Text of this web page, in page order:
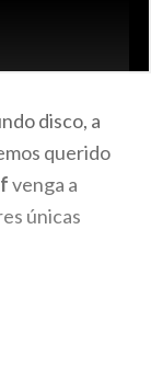
disco, a
querido
venga a
únicas